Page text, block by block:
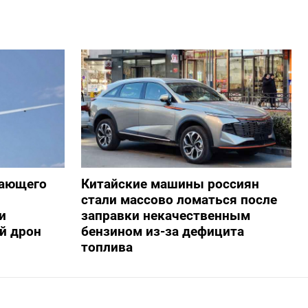
дрон
Китайские машины россиян
стали массово ломаться после
заправки некачественным
бензином из-за дефицита
топлива